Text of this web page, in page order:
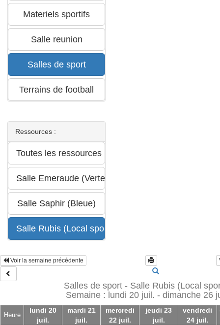
Ressources :
Voir la semaine précédente
Salles de sport - Salle Rubis (Local
Semaine : lundi 20 juil. - dimanche 26
Heure
lundi 20
juil.
mardi 21
juil.
mercredi
22 juil.
jeudi 23
juil.
vendredi
24 juil.